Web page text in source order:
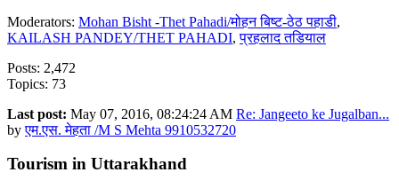
Moderators: Mohan Bisht -Thet Pahadi/मोहन बिष्ट-ठेठ पहाडी,
KAILASH PANDEY/THET PAHADI,प्रहलाद तडियाल
Posts: 2,472
Topics: 73
Last post: May 07, 2016, 08:24:24 AM Re: Jangeeto ke Jugalban...
byएम.एस. मेहता /M S Mehta 9910532720
Tourism in Uttarakhand